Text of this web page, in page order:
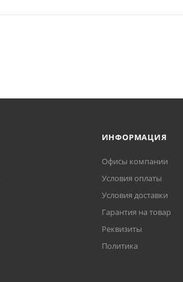
ИНФОРМАЦИЯ
Офисы компании
Условия оплаты
Условия доставки
Гарантия на товар
Реквизиты
Политика